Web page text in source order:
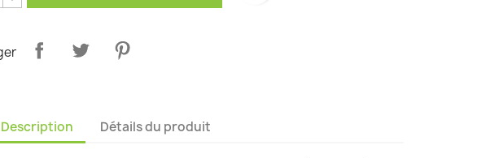
Description Détails du produit